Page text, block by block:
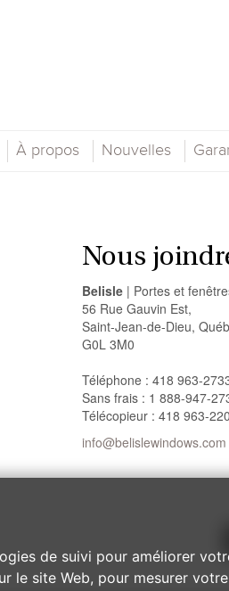
de suivi pour améliorer
le site Web, pour mesurer
À propos Nouvelles
Nous
Belisle | Portes et
56 Rue Gauvin Est,
Saint-Jean-de-Dieu,
G0L 3M0
Téléphone : 418 963-
Sans frais : 1 888-947-
Télécopieur : 418 963-
info@belislewindows.com